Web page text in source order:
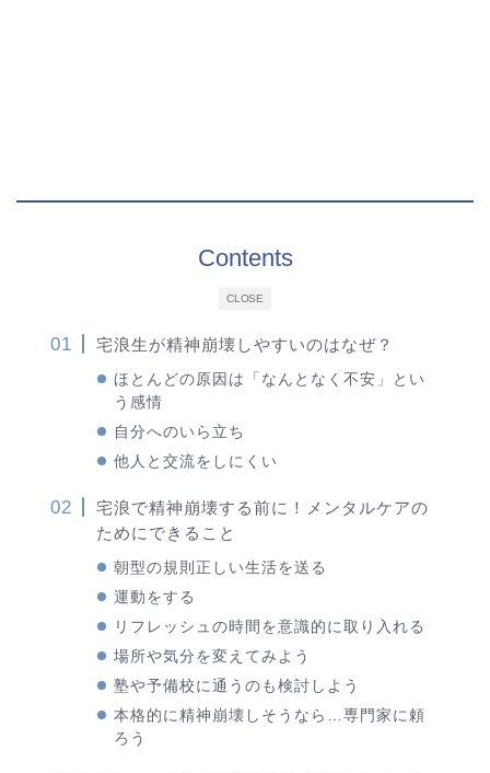
CLOSE
Contents
宅浪生が精神崩壊しやすいのはなぜ？
ほとんどの原因は「なんとなく不安」とい
う感情
自分へのいら立ち
他人と交流をしにくい
宅浪で精神崩壊する前に！メンタルケアの
ためにできること
朝型の規則正しい生活を送る
運動をする
リフレッシュの時間を意識的に取り入れる
場所や気分を変えてみよう
塾や予備校に通うのも検討しよう
本格的に精神崩壊しそうなら…専門家に頼
ろう